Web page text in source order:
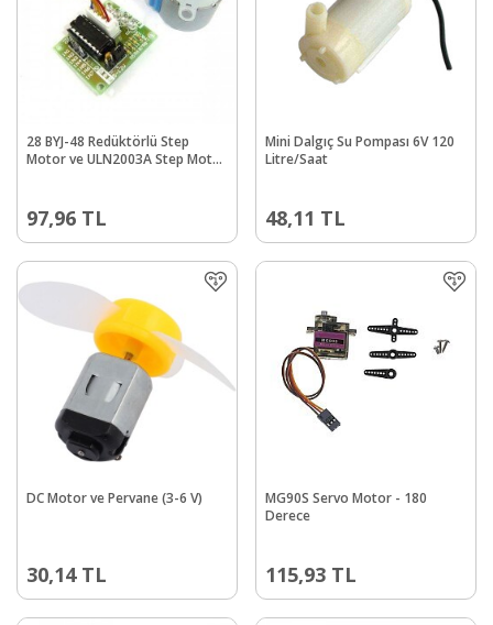
28 BYJ-48 Redüktörlü Step
Motor ve ULN2003A Step Motor
97,96 TL
Mini Dalgıç Su Pompası 6V 120
Litre/Saat
48,11 TL
DC Motor ve Pervane (3-6 V)
30,14TL
MG90S Servo Motor - 180
Derece
115,93 TL